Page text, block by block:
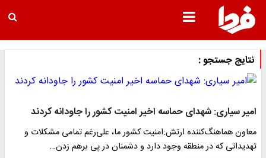
نتایج جستجو :
امیر سیاری: شهدای حماسه اخیر امنیت کشور را جاودانه کردند
معاون هماهنگ‌کننده ارتش:امنیت کشور ما، علی‌رغم تمامی مشکلات و
تهدیداتی که در منطقه وجود دارد و دشمنان در پی برهم زدن…